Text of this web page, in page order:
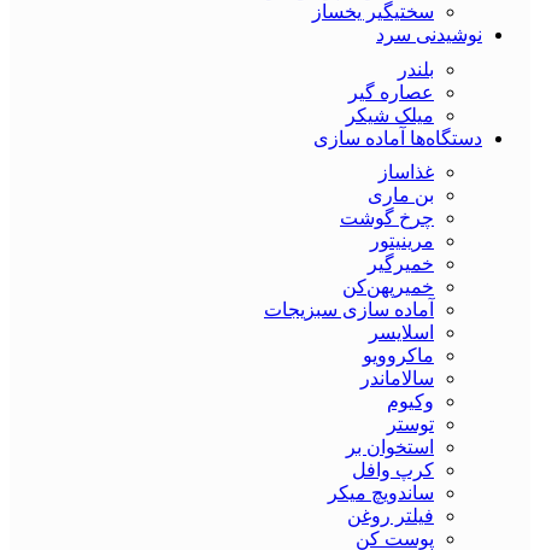
سختیگیر یخساز
نوشیدنی سرد
بلندر
عصاره گیر
میلک شیکر
دستگاه‌ها آماده سازی
غذاساز
بن ماری
چرخ گوشت
مرینیتور
خمیرگیر
خمیر‌پهن‌کن
آماده سازی سبزیجات
اسلایسر
ماکروویو
سالاماندر
وکیوم
توستر
استخوان بر
کرپ وافل
ساندویچ میکر
فیلتر روغن
پوست کن